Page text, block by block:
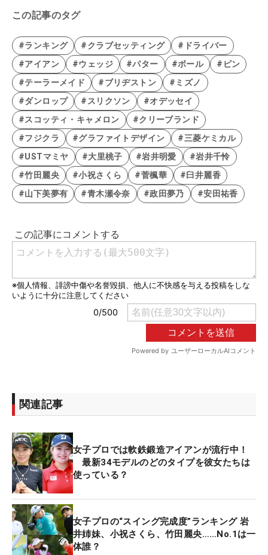
この記事のタグ
#ランキング #クラブセッティング
#ドライバー
#アイアン
#ウェッジ #パター #ボール
#ピン
#テーラーメイド
#ブリヂストン
#ミズノ
#ダンロップ
#スリクソン
#オデッセイ
#スコッティ・キャメロン
#クリーブランド
#フジクラ
#グラファイトデザイン
#三菱ケミカル
#USTマミヤ
#大里桃子 #岩井明愛
#岩井千怜
#竹田麗央
#小祝さくら #菅楓華
#臼井麗香
#山下美夢有
#青木瀬令奈 #政田夢乃 #安田祐香
関連記事
女子プロでは軟鉄鍛造アイアンが流行中！
最新34モデルのどのタイプを彼女たちは
使っている？
女子プロの“スイング完成度”ランキング 岩
井姉妹、小祝さくら、竹田麗央……No.1は一
体誰？